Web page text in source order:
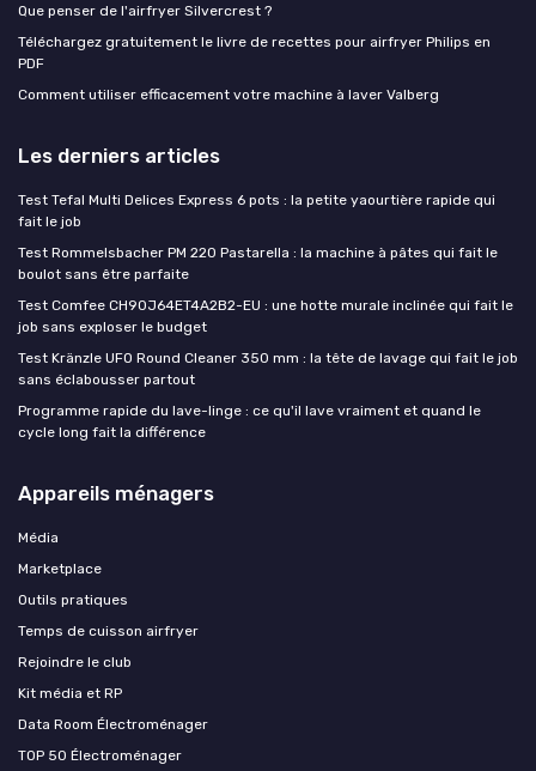
Que penser de l'airfryer Silvercrest ?
Téléchargez gratuitement le livre de recettes pour airfryer Philips en
PDF
Comment utiliser efficacement votre machine à laver Valberg
Les derniers articles
Test Tefal Multi Delices Express 6 pots : la petite yaourtière rapide qui
fait le job
Test Rommelsbacher PM 220 Pastarella : la machine à pâtes qui fait le
boulot sans être parfaite
Test Comfee CH90J64ET4A2B2-EU : une hotte murale inclinée qui fait le
job sans exploser le budget
Test Kränzle UFO Round Cleaner 350 mm : la tête de lavage qui fait le job
sans éclabousser partout
Programme rapide du lave-linge : ce qu'il lave vraiment et quand le
cycle long fait la différence
Appareils ménagers
Média
Marketplace
Outils pratiques
Temps de cuisson airfryer
Rejoindre le club
Kit média et RP
Data Room Électroménager
TOP 50 Électroménager